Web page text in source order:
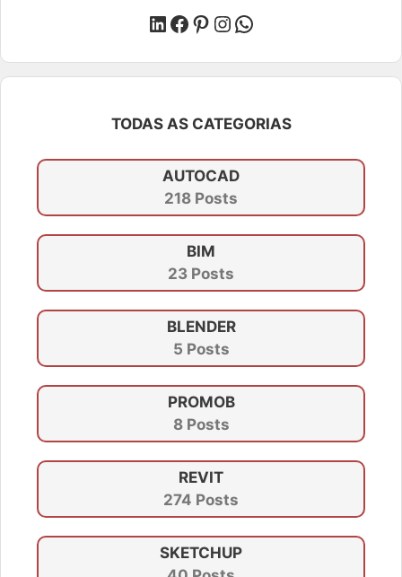
LinkedIn
Facebook
Pinterest
Instagram
WhatsApp
TODAS AS CATEGORIAS
AUTOCAD
218 Posts
BIM
23 Posts
BLENDER
5 Posts
PROMOB
8 Posts
REVIT
274 Posts
SKETCHUP